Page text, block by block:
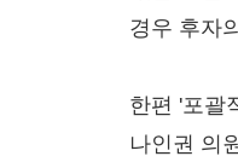
경우 후자
한편 '포괄
나인권 의